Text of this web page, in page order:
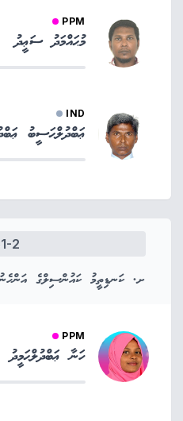
PPM
މުޙައްމަދު ސަޢީދު
IND
ޢަބްދުލްޙަސީބު
2
ށ. ކަނޑިތީމު ކައުންސިލްގެ
PPM
ހަނާ ޢަބްދުލްޙަމީދު